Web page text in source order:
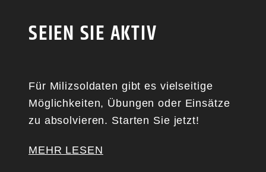
SEIEN SIE AKTIV
Für Milizsoldaten gibt es vielseitige
Möglichkeiten, Übungen oder Einsätze
zu absolvieren. Starten Sie jetzt!
MEHR LESEN